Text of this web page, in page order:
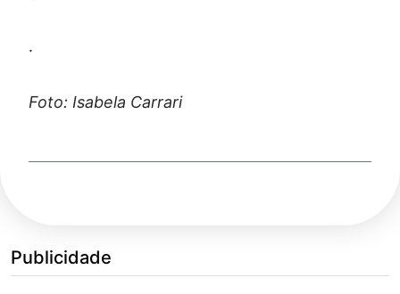
.
Foto: Isabela Carrari
Publicidade